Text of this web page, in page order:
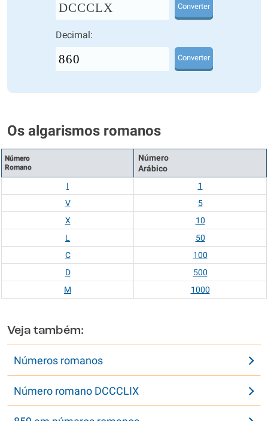
DCCCLX Converter
Decimal:
Converter
Os algarismos romanos
Número
Romano
Número
Arábico
I
1
V
5
X
10
L
50
C
100
D
500
M
1000
Veja também:
Números romanos
Número romano DCCCLIX